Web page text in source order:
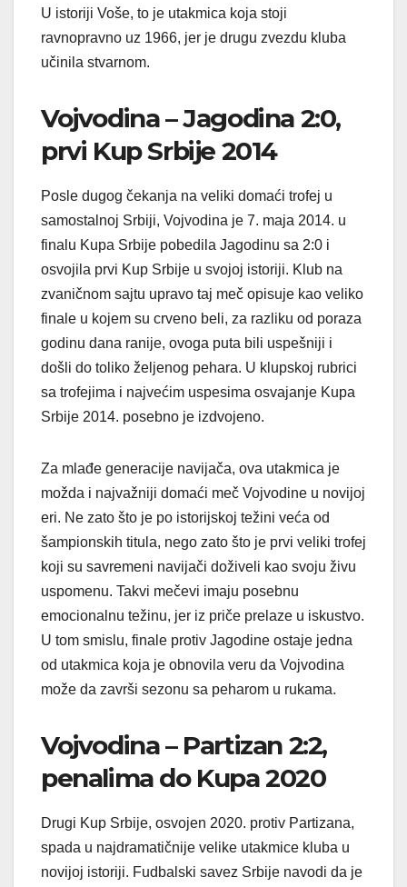
U istoriji Voše, to je utakmica koja stoji
ravnopravno uz 1966, jer je drugu zvezdu kluba
učinila stvarnom.
Vojvodina – Jagodina 2:0,
prvi Kup Srbije 2014
Posle dugog čekanja na veliki domaći trofej u
samostalnoj Srbiji, Vojvodina je 7. maja 2014. u
finalu Kupa Srbije pobedila Jagodinu sa 2:0 i
osvojila prvi Kup Srbije u svojoj istoriji. Klub na
zvaničnom sajtu upravo taj meč opisuje kao veliko
finale u kojem su crveno beli, za razliku od poraza
godinu dana ranije, ovoga puta bili uspešniji i
došli do toliko željenog pehara. U klupskoj rubrici
sa trofejima i najvećim uspesima osvajanje Kupa
Srbije 2014. posebno je izdvojeno.
Za mlađe generacije navijača, ova utakmica je
možda i najvažniji domaći meč Vojvodine u novijoj
eri. Ne zato što je po istorijskoj težini veća od
šampionskih titula, nego zato što je prvi veliki trofej
koji su savremeni navijači doživeli kao svoju živu
uspomenu. Takvi mečevi imaju posebnu
emocionalnu težinu, jer iz priče prelaze u iskustvo.
U tom smislu, finale protiv Jagodine ostaje jedna
od utakmica koja je obnovila veru da Vojvodina
može da završi sezonu sa peharom u rukama.
Vojvodina – Partizan 2:2,
penalima do Kupa 2020
Drugi Kup Srbije, osvojen 2020. protiv Partizana,
spada u najdramatičnije velike utakmice kluba u
novijoj istoriji. Fudbalski savez Srbije navodi da je